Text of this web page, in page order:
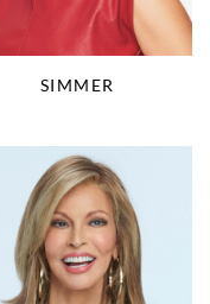
SIMMER